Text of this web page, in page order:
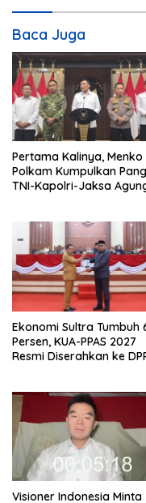
s
i
p
o
s
Baca Juga
Pertama Kalinya, Menko
Polkam Kumpulkan
TNI-Kapolri-Jaksa
Ekonomi Sultra Tumbuh
Persen, KUA-PPAS 2027
Resmi Diserahkan ke
Visioner Indonesia Minta